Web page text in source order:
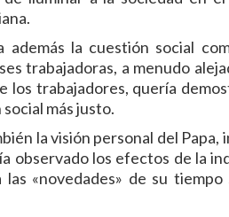
además la cuestión social
trabajadoras, a menudo
los trabajadores, quería
más justo.
la visión personal del
observado los efectos de la
las «novedades» de su